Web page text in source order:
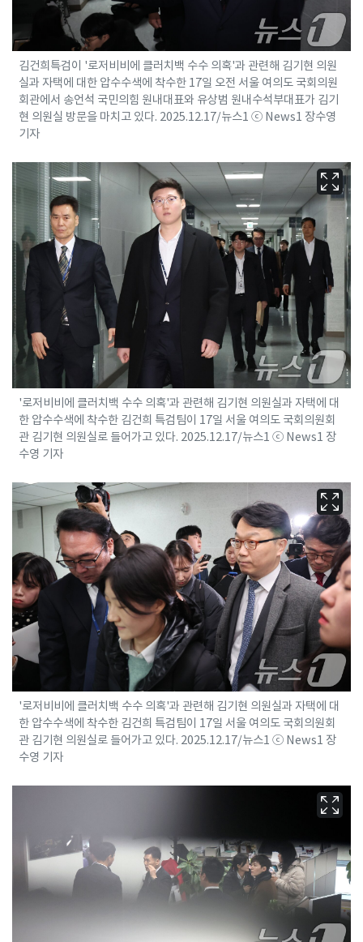
김건희특검이 '로저비비에 클러치백 수수 의혹'과 관련해 김기현 의원
실과 자택에 대한 압수수색에 착수한 17일 오전 서울 여의도 국회의원
회관에서 송언석 국민의힘 원내대표와 유상범 원내수석부대표가 김기
현 의원실 방문을 마치고 있다. 2025.12.17/뉴스1 ⓒ News1 장수영
기자
'로저비비에 클러치백 수수 의혹'과 관련해 김기현 의원실과 자택에 대
한 압수수색에 착수한 김건희 특검팀이 17일 서울 여의도 국회의원회
관 김기현 의원실로 들어가고 있다. 2025.12.17/뉴스1 ⓒ News1 장
수영 기자
'로저비비에 클러치백 수수 의혹'과 관련해 김기현 의원실과 자택에 대
한 압수수색에 착수한 김건희 특검팀이 17일 서울 여의도 국회의원회
관 김기현 의원실로 들어가고 있다. 2025.12.17/뉴스1 ⓒ News1 장
수영 기자